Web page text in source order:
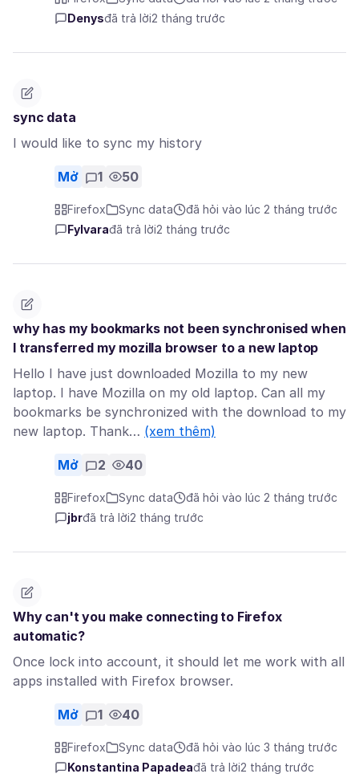
Denysđã trả lời2 tháng trước
sync data
I would like to sync my history
Mở 1 50
Firefox Sync data
đã hỏi vào lúc 2 tháng trước
Fylvarađã trả lời2 tháng trước
why has my bookmarks not been synchronised when
I transferred my mozilla browser to a new laptop
Hello I have just downloaded Mozilla to my new
laptop. I have Mozilla on my old laptop. Can all my
bookmarks be synchronized with the download to my
new laptop. Thank… (xem thêm)
Mở 2 40
Firefox Sync data
đã hỏi vào lúc 2 tháng trước
jbrđã trả lời2 tháng trước
Why can't you make connecting to Firefox
automatic?
Once lock into account, it should let me work with all
apps installed with Firefox browser.
Mở 1 40
Firefox Sync data
đã hỏi vào lúc 3 tháng trước
Konstantina Papadeađã trả lời2 tháng trước